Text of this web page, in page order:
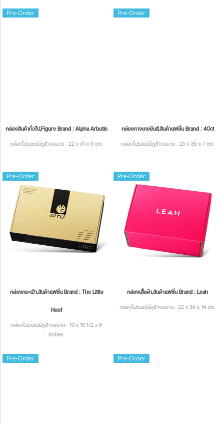
Pre-Order
กล่องสินค้าทั่วไป,Figure Brand : Alpha Arbutin
กล่องไปรษณีย์หูช้างขนาด : 22 x 31 x 9 cm.
Pre-Order
กล่องกางเกงยีนส์,สินค้าแฟชั่น Brand : 4Oct
กล่องไปรษณีย์หูช้างขนาด : 25 x 35 x 7 cm.
Pre-Order
กล่องกระเป๋า,สินค้าแฟชั่น Brand : The Little
Hoof
กล่องไปรษณีย์หูช้างขนาด : 10 x 16 1/2 x 6
inches.
Pre-Order
กล่องเสื้อผ้า,สินค้าแฟชั่น Brand : Leah
กล่องไปรษณีย์หูช้างขนาด : 22 x 35 x 14 cm.
Pre-Order Pre-Order